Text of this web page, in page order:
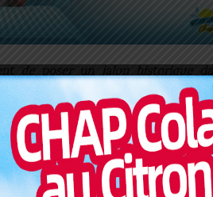
de poser un jalon historique
le ministre togolais des Affaires
le Vice-Premier ministre PRAK
de visas pour les
fluidifier les échanges
diplomates et hauts